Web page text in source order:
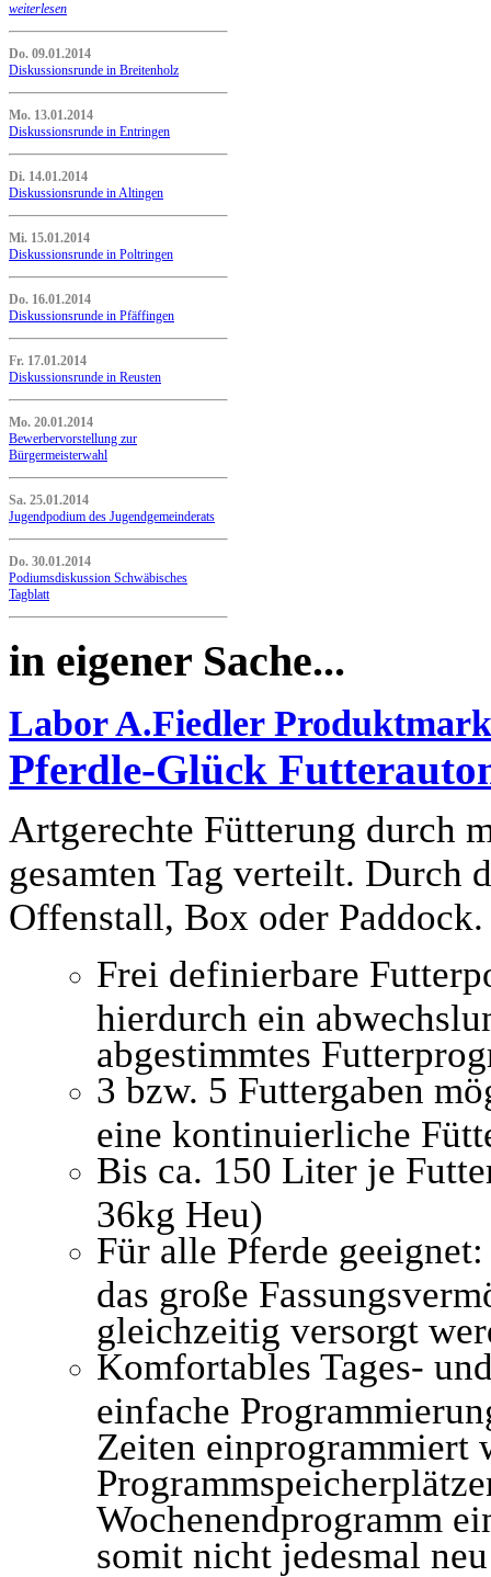
weiterlesen
Do. 09.01.2014
Diskussionsrunde in Breitenholz
Mo. 13.01.2014
Diskussionsrunde in Entringen
Di. 14.01.2014
Diskussionsrunde in Altingen
Mi. 15.01.2014
Diskussionsrunde in Poltringen
Do. 16.01.2014
Diskussionsrunde in Pfäffingen
Fr. 17.01.2014
Diskussionsrunde in Reusten
Mo. 20.01.2014
Bewerbervorstellung zur
Bürgermeisterwahl
Sa. 25.01.2014
Jugendpodium des Jugendgemeinderats
Do. 30.01.2014
Podiumsdiskussion Schwäbisches
Tagblatt
in eigener Sache...
Labor A.Fiedler
Pferdle-Glück
Artgerechte Fütterung durch
gesamten Tag verteilt. Durch
Offenstall, Box oder Paddock.
Frei definierbare
hierdurch ein
abgestimmtes
3 bzw. 5 Futtergaben
eine kontinuierliche
Bis ca. 150 Liter je
36kg Heu)
Für alle Pferde
das große
gleichzeitig versorgt
Komfortables Tages-
einfache
Zeiten einprogrammiert
Wochenendprogramm
somit nicht jedesmal